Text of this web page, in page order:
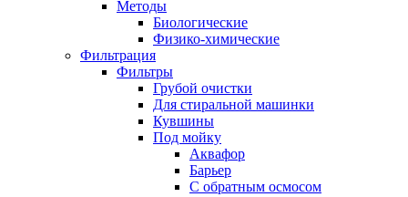
Методы
Биологические
Физико-химические
Фильтрация
Фильтры
Грубой очистки
Для стиральной машинки
Кувшины
Под мойку
Аквафор
Барьер
С обратным осмосом